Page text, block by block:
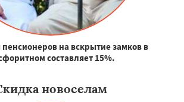
на вскрытие замков в
составляет 15%.
новоселам